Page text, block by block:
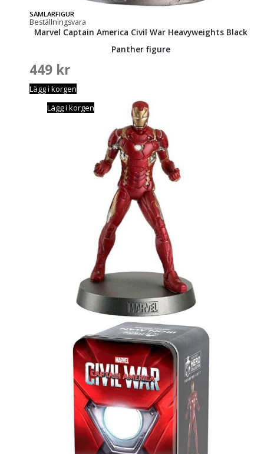
SAMLARFIGUR
Beställningsvara
Marvel Captain America Civil War Heavyweights Black
Panther figure
449 kr
Lägg i korgen
Lägg i korgen